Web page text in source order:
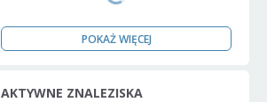
POKAŻ WIĘCEJ
AKTYWNE ZNALEZISKA